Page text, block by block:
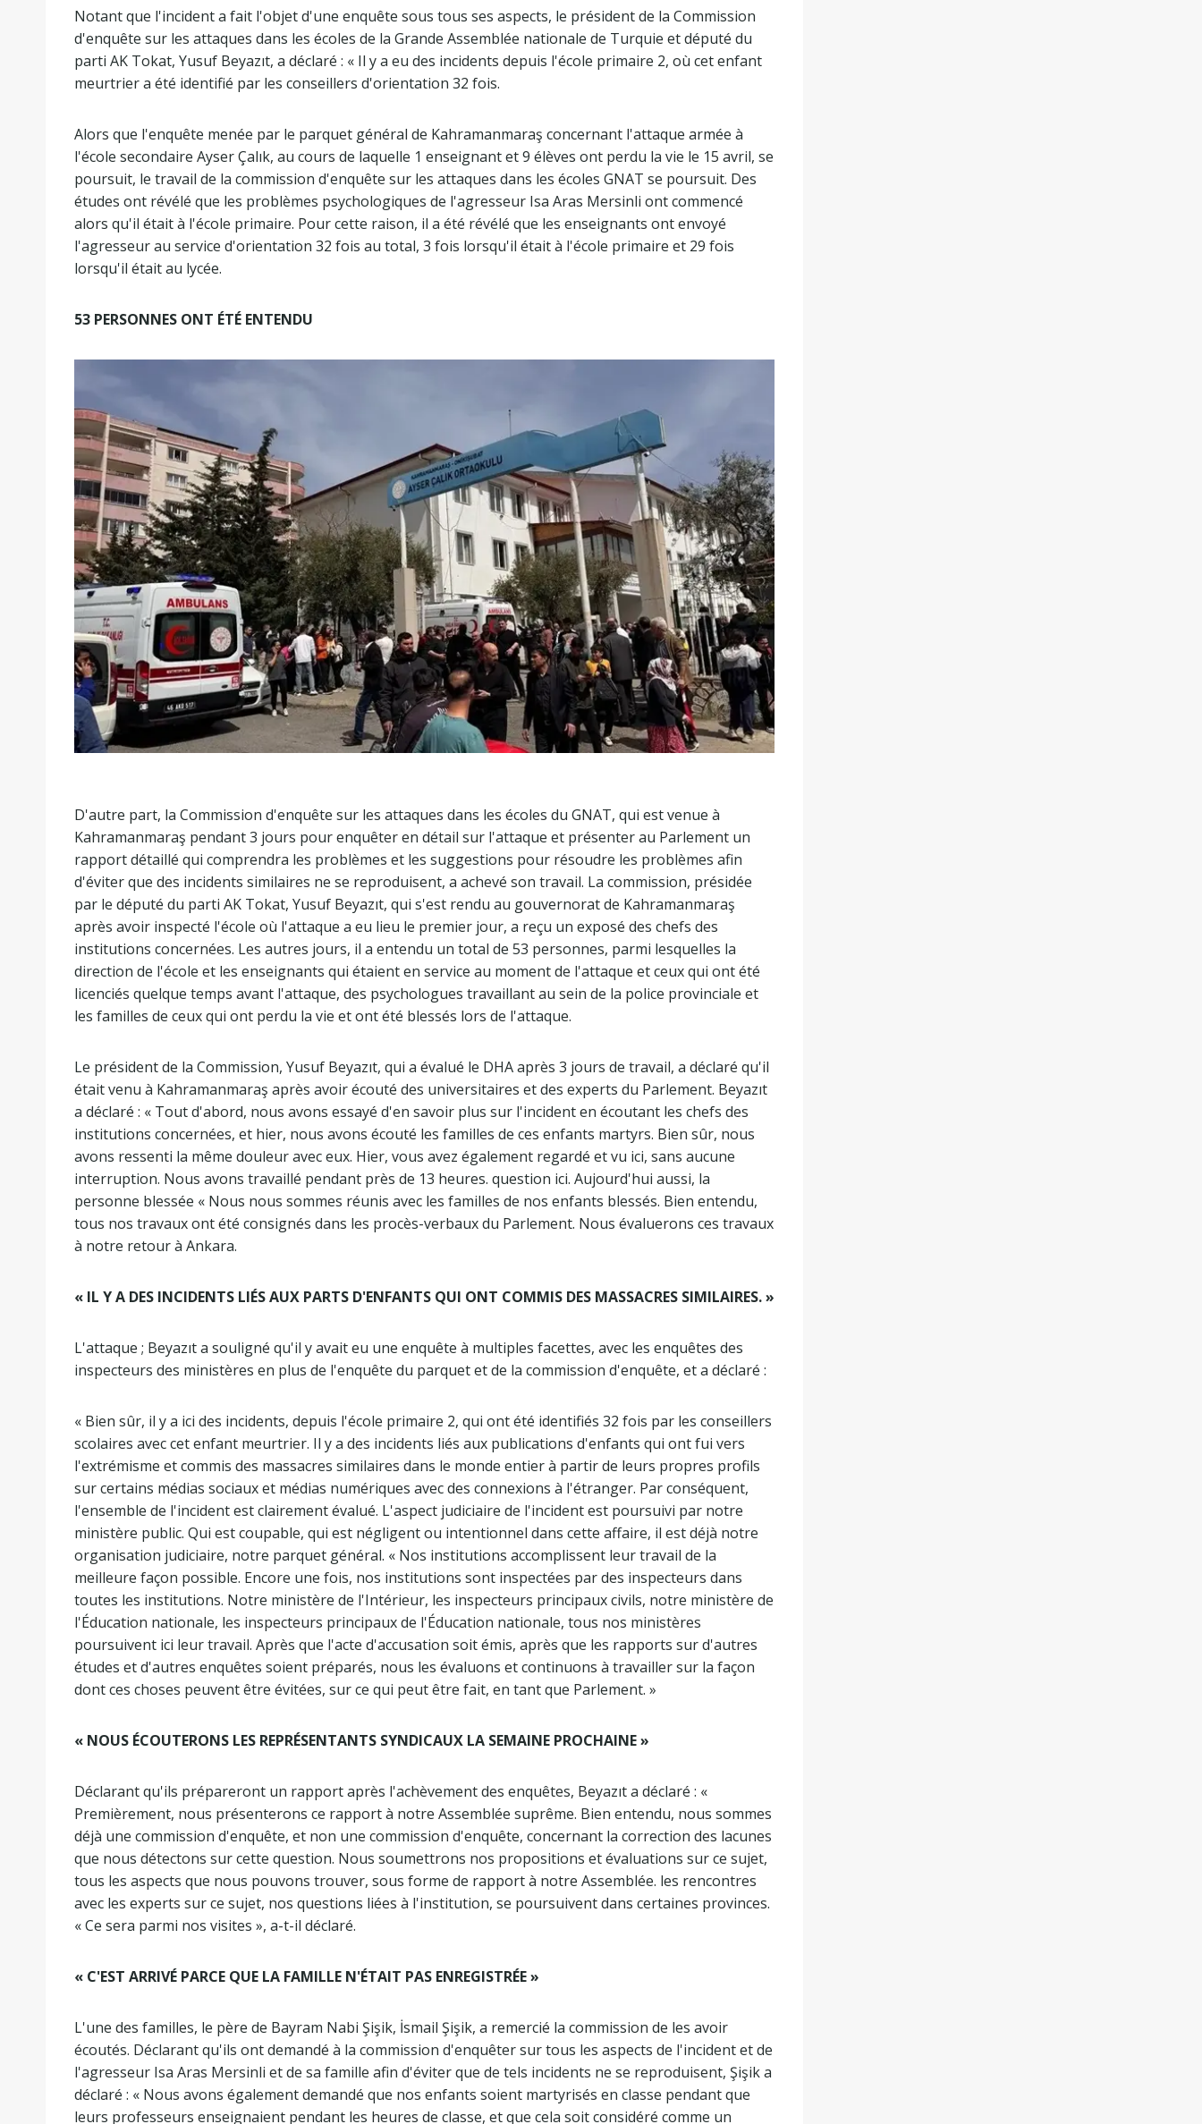
Notant que l'incident a fait l'objet d'une enquête sous tous ses aspects, le président de la Commission
d'enquête sur les attaques dans les écoles de la Grande Assemblée nationale de Turquie et député du
parti AK Tokat, Yusuf Beyazıt, a déclaré : « Il y a eu des incidents depuis l'école primaire 2, où cet enfant
meurtrier a été identifié par les conseillers d'orientation 32 fois.
Alors que l'enquête menée par le parquet général de Kahramanmaraş concernant l'attaque armée à
l'école secondaire Ayser Çalık, au cours de laquelle 1 enseignant et 9 élèves ont perdu la vie le 15 avril, se
poursuit, le travail de la commission d'enquête sur les attaques dans les écoles GNAT se poursuit. Des
études ont révélé que les problèmes psychologiques de l'agresseur Isa Aras Mersinli ont commencé
alors qu'il était à l'école primaire. Pour cette raison, il a été révélé que les enseignants ont envoyé
l'agresseur au service d'orientation 32 fois au total, 3 fois lorsqu'il était à l'école primaire et 29 fois
lorsqu'il était au lycée.
53 PERSONNES ONT ÉTÉ ENTENDU
D'autre part, la Commission d'enquête sur les attaques dans les écoles du GNAT, qui est venue à
Kahramanmaraş pendant 3 jours pour enquêter en détail sur l'attaque et présenter au Parlement un
rapport détaillé qui comprendra les problèmes et les suggestions pour résoudre les problèmes afin
d'éviter que des incidents similaires ne se reproduisent, a achevé son travail. La commission, présidée
par le député du parti AK Tokat, Yusuf Beyazıt, qui s'est rendu au gouvernorat de Kahramanmaraş
après avoir inspecté l'école où l'attaque a eu lieu le premier jour, a reçu un exposé des chefs des
institutions concernées. Les autres jours, il a entendu un total de 53 personnes, parmi lesquelles la
direction de l'école et les enseignants qui étaient en service au moment de l'attaque et ceux qui ont été
licenciés quelque temps avant l'attaque, des psychologues travaillant au sein de la police provinciale et
les familles de ceux qui ont perdu la vie et ont été blessés lors de l'attaque.
Le président de la Commission, Yusuf Beyazıt, qui a évalué le DHA après 3 jours de travail, a déclaré qu'il
était venu à Kahramanmaraş après avoir écouté des universitaires et des experts du Parlement. Beyazıt
a déclaré : « Tout d'abord, nous avons essayé d'en savoir plus sur l'incident en écoutant les chefs des
institutions concernées, et hier, nous avons écouté les familles de ces enfants martyrs. Bien sûr, nous
avons ressenti la même douleur avec eux. Hier, vous avez également regardé et vu ici, sans aucune
interruption. Nous avons travaillé pendant près de 13 heures. question ici. Aujourd'hui aussi, la
personne blessée « Nous nous sommes réunis avec les familles de nos enfants blessés. Bien entendu,
tous nos travaux ont été consignés dans les procès-verbaux du Parlement. Nous évaluerons ces travaux
à notre retour à Ankara.
« IL Y A DES INCIDENTS LIÉS AUX PARTS D'ENFANTS QUI ONT COMMIS DES MASSACRES SIMILAIRES. »
L'attaque ; Beyazıt a souligné qu'il y avait eu une enquête à multiples facettes, avec les enquêtes des
inspecteurs des ministères en plus de l'enquête du parquet et de la commission d'enquête, et a déclaré :
« Bien sûr, il y a ici des incidents, depuis l'école primaire 2, qui ont été identifiés 32 fois par les conseillers
scolaires avec cet enfant meurtrier. Il y a des incidents liés aux publications d'enfants qui ont fui vers
l'extrémisme et commis des massacres similaires dans le monde entier à partir de leurs propres profils
sur certains médias sociaux et médias numériques avec des connexions à l'étranger. Par conséquent,
l'ensemble de l'incident est clairement évalué. L'aspect judiciaire de l'incident est poursuivi par notre
ministère public. Qui est coupable, qui est négligent ou intentionnel dans cette affaire, il est déjà notre
organisation judiciaire, notre parquet général. « Nos institutions accomplissent leur travail de la
meilleure façon possible. Encore une fois, nos institutions sont inspectées par des inspecteurs dans
toutes les institutions. Notre ministère de l'Intérieur, les inspecteurs principaux civils, notre ministère de
l'Éducation nationale, les inspecteurs principaux de l'Éducation nationale, tous nos ministères
poursuivent ici leur travail. Après que l'acte d'accusation soit émis, après que les rapports sur d'autres
études et d'autres enquêtes soient préparés, nous les évaluons et continuons à travailler sur la façon
dont ces choses peuvent être évitées, sur ce qui peut être fait, en tant que Parlement. »
« NOUS ÉCOUTERONS LES REPRÉSENTANTS SYNDICAUX LA SEMAINE PROCHAINE »
Déclarant qu'ils prépareront un rapport après l'achèvement des enquêtes, Beyazıt a déclaré : «
Premièrement, nous présenterons ce rapport à notre Assemblée suprême. Bien entendu, nous sommes
déjà une commission d'enquête, et non une commission d'enquête, concernant la correction des lacunes
que nous détectons sur cette question. Nous soumettrons nos propositions et évaluations sur ce sujet,
tous les aspects que nous pouvons trouver, sous forme de rapport à notre Assemblée. les rencontres
avec les experts sur ce sujet, nos questions liées à l'institution, se poursuivent dans certaines provinces.
« Ce sera parmi nos visites », a-t-il déclaré.
« C'EST ARRIVÉ PARCE QUE LA FAMILLE N'ÉTAIT PAS ENREGISTRÉE »
L'une des familles, le père de Bayram Nabi Şişik, İsmail Şişik, a remercié la commission de les avoir
écoutés. Déclarant qu'ils ont demandé à la commission d'enquêter sur tous les aspects de l'incident et de
l'agresseur Isa Aras Mersinli et de sa famille afin d'éviter que de tels incidents ne se reproduisent, Şişik a
déclaré : « Nous avons également demandé que nos enfants soient martyrisés en classe pendant que
leurs professeurs enseignaient pendant les heures de classe, et que cela soit considéré comme un